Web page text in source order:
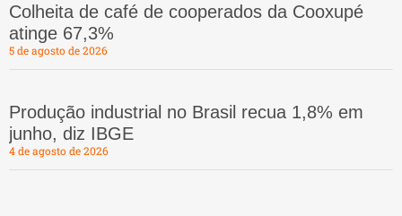
Colheita de café de cooperados da Cooxupé
atinge 67,3%
5 de agosto de 2026
Produção industrial no Brasil recua 1,8% em
junho, diz IBGE
4 de agosto de 2026